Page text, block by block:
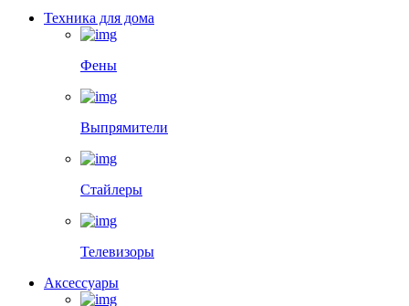
Техника для дома
Фены
Выпрямители
Стайлеры
Телевизоры
Аксессуары